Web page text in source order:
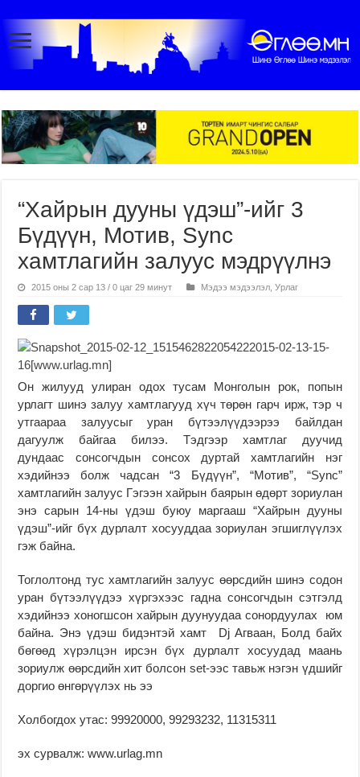
“Хайрын дууны үдэш”-ийг 3
Бүдүүн, Мотив, Sync
хамтлагийн залуус мэдрүүлнэ
2015 оны 2 сар 13 / 0 цаг 29 минут Мэдээ мэдээлэл ,Урлаг
Он жилууд улиран одох тусам Монголын рок, попын
урлагт шинэ залуу хамтлагууд хүч төрөн гарч ирж, тэр ч
утгаараа залуусыг уран бүтээлүүдээрээ байлдан
дагуулж байгаа билээ. Тэдгээр хамтлаг дуучид
дундаас сонсогчдын сонсох дуртай хамтлагийн нэг
хэдийнээ болж чадсан “3 Бүдүүн”, “Мотив”, “Sync”
хамтлагийн залуус Гэгээн хайрын баярын өдөрт зориулан
энэ сарын 14-ны үдэш буюу маргааш “Хайрын дууны
үдэш”-ийг бүх дурлалт хосууддаа зориулан эгшиглүүлэх
гэж байна.
Тоглолтонд тус хамтлагийн залуус өөрсдийн шинэ содон
уран бүтээлүүдээ хүргэхээс гадна сонсогчдын сэтгэлд
хэдийнээ хоногшсон хайрын дуунуудаа сонордуулах юм
байна. Энэ үдэш бидэнтэй хамт Dj Aгваан, Болд байх
бөгөөд хүрэлцэн ирсэн бүх дурлалт хосуудад маань
зориулж өөрсдийн хит болсон set-ээс тавьж нэгэн үдшийг
доргио өнгөрүүлэх нь ээ
Холбогдох утас: 99920000, 99293232, 11315311
эх сурвалж: www.urlag.mn